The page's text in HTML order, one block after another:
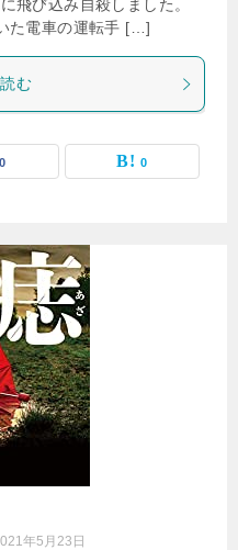
飛び込み自殺しました。
た電車の運転手 […]
む
0 0
年5月23日